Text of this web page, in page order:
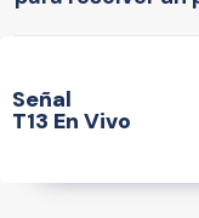
Señal
T13 En Vivo